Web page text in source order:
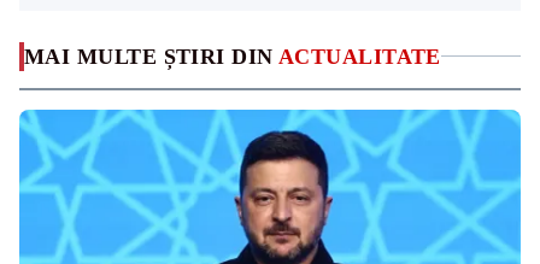
MAI MULTE ȘTIRI DIN ACTUALITATE